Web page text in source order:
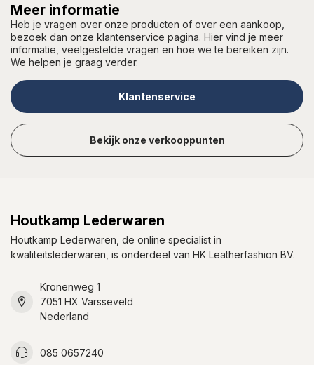
Meer informatie
Heb je vragen over onze producten of over een aankoop,
bezoek dan onze klantenservice pagina. Hier vind je meer
informatie, veelgestelde vragen en hoe we te bereiken zijn.
We helpen je graag verder.
Klantenservice
Bekijk onze verkooppunten
Houtkamp Lederwaren
Houtkamp Lederwaren, de online specialist in
kwaliteitslederwaren, is onderdeel van HK Leatherfashion BV.
Kronenweg 1
7051 HX Varsseveld
Nederland
085 0657240